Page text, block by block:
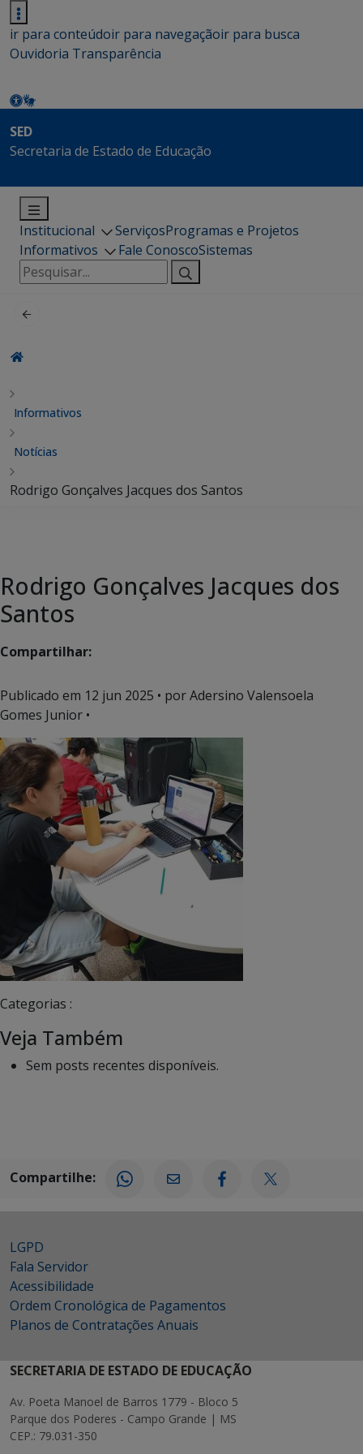
ir para conteúdoir para navegaçãoir para busca
Ouvidoria Transparência
SED
Secretaria de Estado de Educação
Institucional ServiçosProgramas e Projetos
Informativos
Fale ConoscoSistemas
Pesquisar
por:
Informativos
Notícias
Rodrigo Gonçalves Jacques dos Santos
Rodrigo Gonçalves Jacques dos
Santos
Compartilhar:
Publicado em 12 jun 2025 • por Adersino Valensoela
Gomes Junior •
Categorias :
Veja Também
Sem posts recentes disponíveis.
Compartilhe:
LGPD
Fala Servidor
Acessibilidade
Ordem Cronológica de Pagamentos
Planos de Contratações Anuais
SECRETARIA DE ESTADO DE EDUCAÇÃO
Av. Poeta Manoel de Barros 1779 - Bloco 5
Parque dos Poderes - Campo Grande | MS
CEP.: 79.031-350